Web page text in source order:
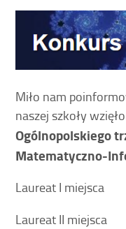
Miło nam
naszej szkoły
Ogólnopolskiego
Matematyczno-
Laureat I miejsca
Laureat II